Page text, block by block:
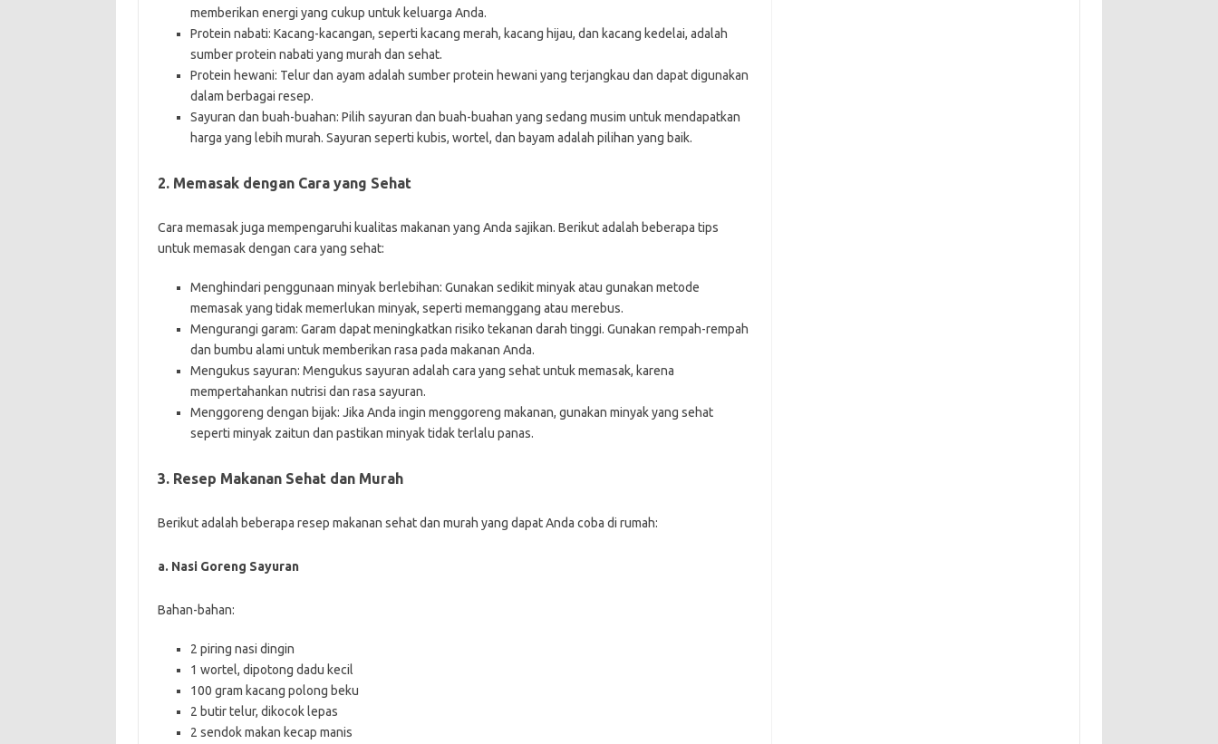
memberikan energi yang cukup untuk keluarga Anda.
Protein nabati: Kacang-kacangan, seperti kacang merah, kacang hijau, dan kacang kedelai, adalah
sumber protein nabati yang murah dan sehat.
Protein hewani: Telur dan ayam adalah sumber protein hewani yang terjangkau dan dapat digunakan
dalam berbagai resep.
Sayuran dan buah-buahan: Pilih sayuran dan buah-buahan yang sedang musim untuk mendapatkan
harga yang lebih murah. Sayuran seperti kubis, wortel, dan bayam adalah pilihan yang baik.
2. Memasak dengan Cara yang Sehat
Cara memasak juga mempengaruhi kualitas makanan yang Anda sajikan. Berikut adalah beberapa tips
untuk memasak dengan cara yang sehat:
Menghindari penggunaan minyak berlebihan: Gunakan sedikit minyak atau gunakan metode
memasak yang tidak memerlukan minyak, seperti memanggang atau merebus.
Mengurangi garam: Garam dapat meningkatkan risiko tekanan darah tinggi. Gunakan rempah-rempah
dan bumbu alami untuk memberikan rasa pada makanan Anda.
Mengukus sayuran: Mengukus sayuran adalah cara yang sehat untuk memasak, karena
mempertahankan nutrisi dan rasa sayuran.
Menggoreng dengan bijak: Jika Anda ingin menggoreng makanan, gunakan minyak yang sehat
seperti minyak zaitun dan pastikan minyak tidak terlalu panas.
3. Resep Makanan Sehat dan Murah
Berikut adalah beberapa resep makanan sehat dan murah yang dapat Anda coba di rumah:
a. Nasi Goreng Sayuran
Bahan-bahan:
2 piring nasi dingin
1 wortel, dipotong dadu kecil
100 gram kacang polong beku
2 butir telur, dikocok lepas
2 sendok makan kecap manis